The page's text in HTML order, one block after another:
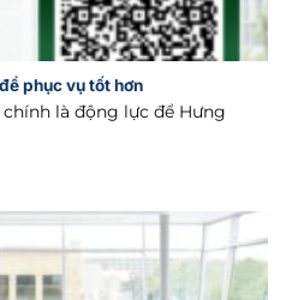
phục vụ tốt hơn
là động lực để Hưng